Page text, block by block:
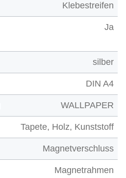
Klebestreifen
Ja
silber
DIN A4
WALLPAPER
Tapete, Holz, Kunststoff
Magnetverschluss
Magnetrahmen